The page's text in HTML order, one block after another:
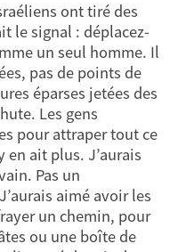
ont tiré des
le signal : déplacez-
un seul homme. Il
pas de points de
éparses jetées des
Les gens
pour attraper tout ce
en ait plus. J’aurais
Pas un
aimé avoir les
un chemin, pour
ou une boîte de